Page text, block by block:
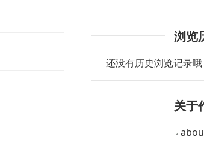
浏览
还没有历史浏览记录哦
关于